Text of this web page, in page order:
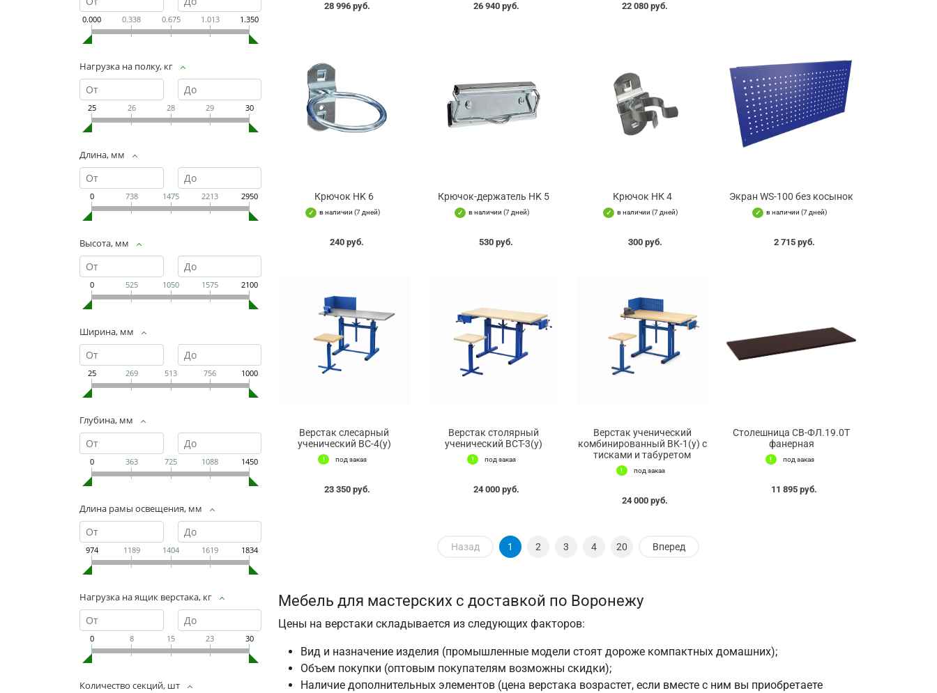
0.000 0.338 0.675 1.013 1.350
Нагрузка на полку, кг
25 26 28 29 30
Длина, мм
0 738 1475 2213 2950
Высота, мм
0 525 1050 1575 2100
Ширина, мм
25 269 513 756 1000
Глубина, мм
0 363 725 1088 1450
Длина рамы освещения, мм
974 1189 1404 1619 1834
Нагрузка на ящик верстака, кг
0 8 15 23 30
Количество секций, шт
28 996 руб. 26 940 руб. 22 080 руб.
Крючок HK 6
в наличии (7 дней)
240 руб.
Крючок-держатель HK 5
в наличии (7 дней)
530 руб.
Крючок НК 4
в наличии (7 дней)
300 руб.
Экран WS-100 без косынок
в наличии (7 дней)
2 715 руб.
Верстак слесарный
ученический ВС-4(у)
под заказ
23 350 руб.
Верстак столярный
ученический ВСТ-3(у)
под заказ
24 000 руб.
Верстак ученический
комбинированный ВК-1(у) с
тисками и табуретом
под заказ
24 000 руб.
Столешница СВ-ФЛ.19.0Т
фанерная
под заказ
11 895 руб.
Назад 1 2 3 4 20 Вперед
Мебель для мастерских с доставкой по Воронежу
Цены на верстаки складывается из следующих факторов:
Вид и назначение изделия (промышленные модели стоят дороже компактных домашних);
Объем покупки (оптовым покупателям возможны скидки);
Наличие дополнительных элементов (цена верстака возрастет, если вместе с ним вы приобретаете